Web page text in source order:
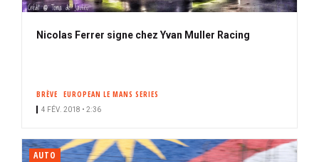
Nicolas Ferrer signe chez Yvan Muller Racing
BRÈVE EUROPEAN LE MANS SERIES
4 FÉV. 2018 • 2:36
AUTO